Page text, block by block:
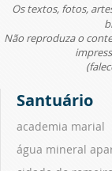
Os textos, fotos,
Não reproduza o
Santuário
academia marial
água mineral